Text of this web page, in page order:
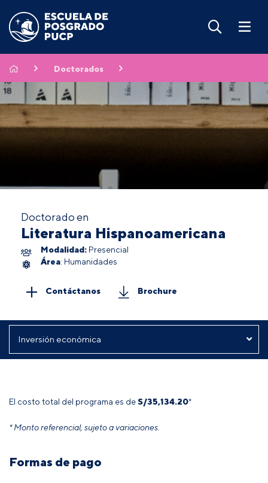
Doctorados
Doctorado en
Literatura Hispanoamericana
Modalidad: Presencial
Área: Humanidades
Contáctanos Brochure
El costo total del programa es deS/35,134.20*
* Monto referencial, sujeto a variaciones.
Formas de pago